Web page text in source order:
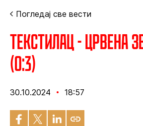
Погледај све вести
Текстилац - Црвена
(0:3)
30.10.2024 18:57